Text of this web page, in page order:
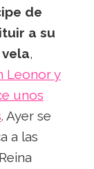
de
a su
,
Leonor y
unos
. Ayer se
a las